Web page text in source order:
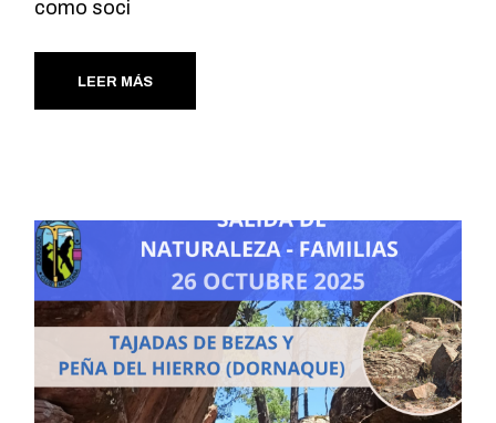
como soci
LEER MÁS